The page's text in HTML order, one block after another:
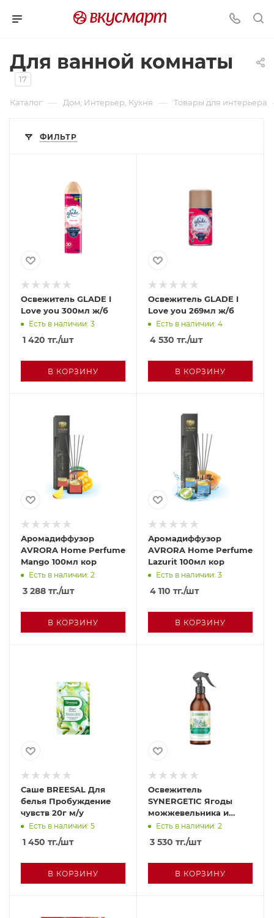
Для ванной комнаты
17
Каталог — Дом, Интерьер, Кухня — Товары для интерьера
ФИЛЬТР
Освежитель GLADE I
Love you 300мл ж/б
Есть в наличии: 3
1 420 тг./шт
В КОРЗИНУ
Освежитель GLADE I
Love you 269мл ж/б
Есть в наличии: 4
4 530 тг./шт
В КОРЗИНУ
Аромадиффузор
AVRORA Home Perfume
Mango 100мл кор
Есть в наличии: 2
3 288 тг./шт
В КОРЗИНУ
Аромадиффузор
AVRORA Home Perfume
Lazurit 100мл кор
Есть в наличии: 3
4 110 тг./шт
В КОРЗИНУ
Саше BREESAL Для
белья Пробуждение
чувств 20г м/у
Есть в наличии: 5
1 450 тг./шт
В КОРЗИНУ
Освежитель
SYNERGETIC Ягоды
можжевельника и
ангелика 380мл п/у
Есть в наличии: 2
3 530 тг./шт
В КОРЗИНУ